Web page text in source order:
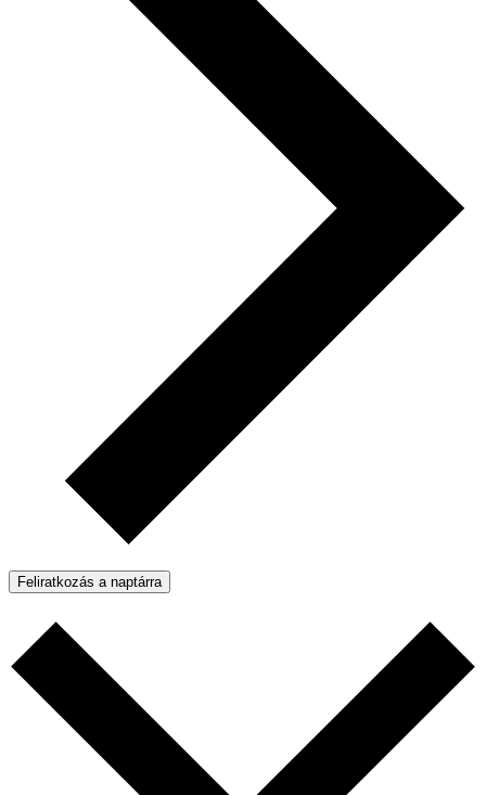
Feliratkozás a naptárra